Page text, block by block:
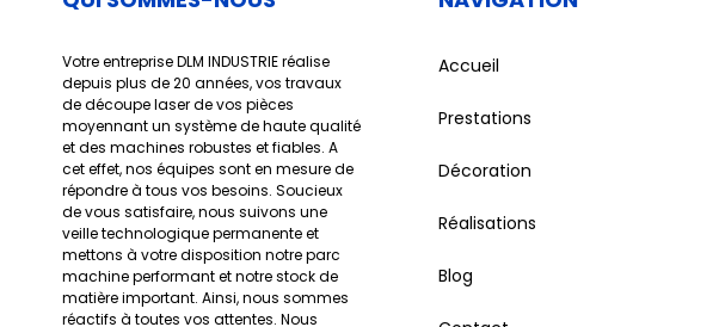
Votre entreprise DLM INDUSTRIE réalise
depuis plus de 20 années, vos travaux
de découpe laser de vos pièces
moyennant un système de haute qualité
et des machines robustes et fiables. A
cet effet, nos équipes sont en mesure de
répondre à tous vos besoins. Soucieux
de vous satisfaire, nous suivons une
veille technologique permanente et
mettons à votre disposition notre parc
machine performant et notre stock de
matière important. Ainsi, nous sommes
réactifs à toutes vos attentes. Nous
Accueil
Prestations
Décoration
Réalisations
Blog